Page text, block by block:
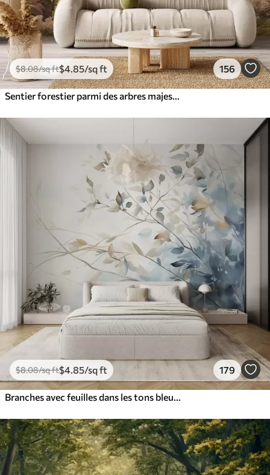
$8.08/sq ft$4 .85/sq ft 156
$8.08/sq ft$4 .85/sq ft 179